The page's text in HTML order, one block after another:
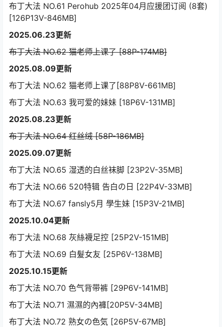
布丁大法 NO.61 Perohub 2025年04月应援团订阅 (8套)
[126P13V-846MB]
2025.06.23更新
布丁大法 NO.62 猫老师上课了 [88P-174MB]
2025.08.09更新
布丁大法 NO.62 猫老师上课了[88P8V-661MB]
布丁大法 NO.63 我可爱的妹妹 [18P6V-131MB]
2025.08.23更新
布丁大法 NO.64 红丝绒 [58P-186MB]
2025.09.07更新
布丁大法 NO.65 湿透的白丝袜脚 [23P2V-35MB]
布丁大法 NO.66 520特辑 告白の日 [22P4V-33MB]
布丁大法 NO.67 fansly5月 學生妹 [15P3V-21MB]
2025.10.04更新
布丁大法 NO.68 灰絲襪足控 [25P2V-151MB]
布丁大法 NO.69 白髮女友 [25P6V-138MB]
2025.10.15更新
布丁大法 NO.70 色气背带裤 [29P6V-141MB]
布丁大法 NO.71 濕濕的內褲[20P5V-34MB]
布丁大法 NO.72 熟女の色気 [26P5V-67MB]